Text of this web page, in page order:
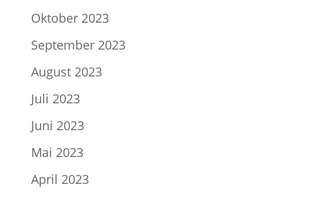
Oktober 2023
September 2023
August 2023
Juli 2023
Juni 2023
Mai 2023
April 2023